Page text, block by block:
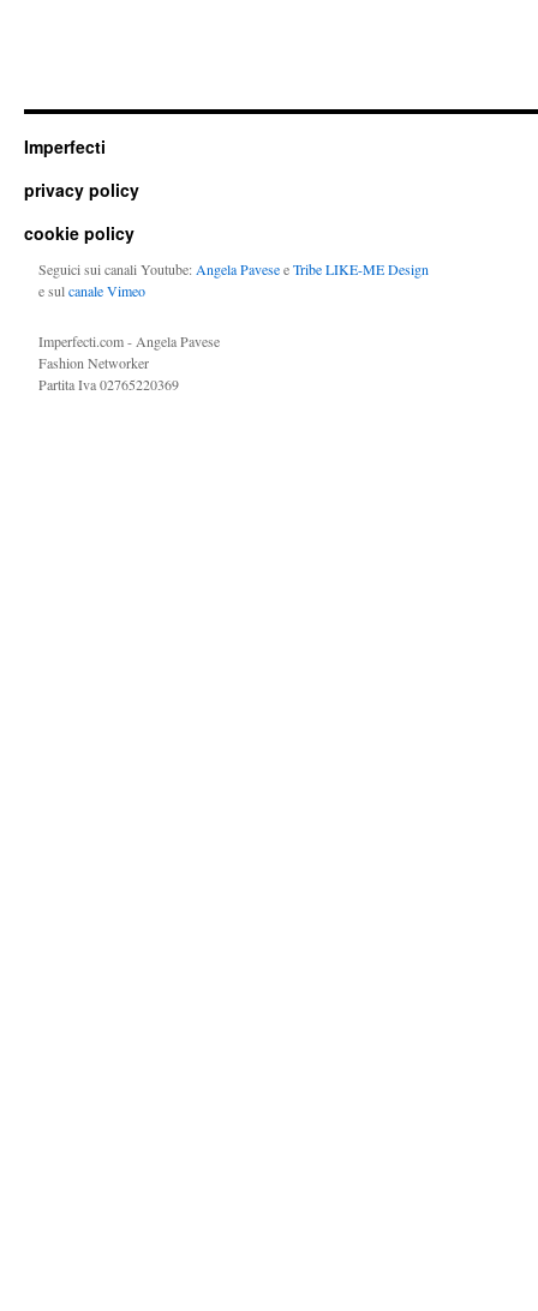
Imperfecti
privacy policy
cookie policy
Seguici sui canali Youtube: Angela PaveseeTribe LIKE-ME Design
e sulcanale Vimeo
Imperfecti.com - Angela Pavese
Fashion Networker
Partita Iva 02765220369